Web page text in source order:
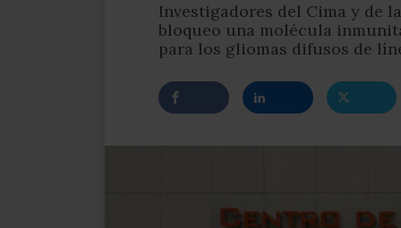
Investigadores del Cima y de
bloqueo una molécula
para los gliomas difusos de